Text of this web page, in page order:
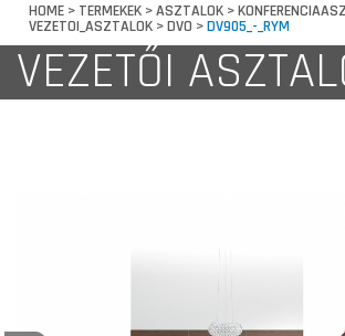
HOME > TERMEKEK >ASZTALOK >
VEZETOI_ASZTALOK >DVO >DV905_-_RYM
VEZETŐI